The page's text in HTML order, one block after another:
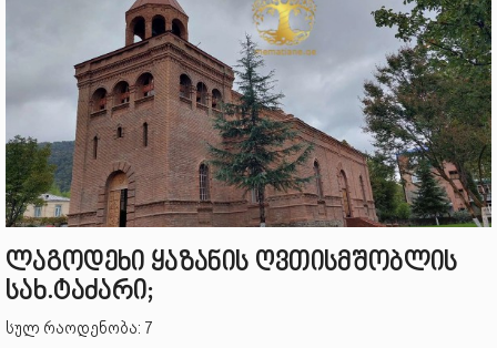
ლაგოდეხი ყაზანის ღვთისმშობლის
სახ.ტაძარი;
სულ რაოდენობა: 7